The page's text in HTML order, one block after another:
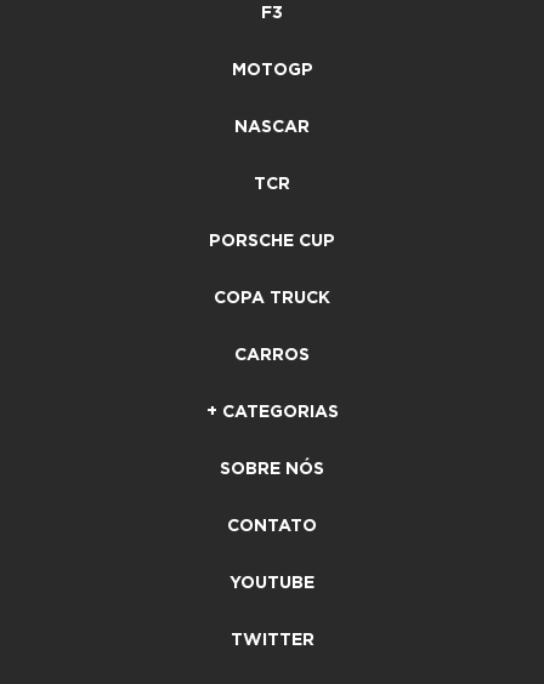
F3
MOTOGP
NASCAR
TCR
PORSCHE CUP
COPA TRUCK
CARROS
+ CATEGORIAS
SOBRE NÓS
CONTATO
YOUTUBE
TWITTER